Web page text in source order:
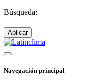
Búsqueda:
Navegación principal